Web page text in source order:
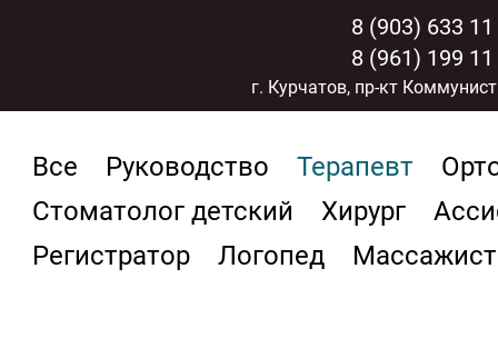
8 (903) 633
8 (961) 199
г. Курчатов, пр-кт
Все Руководство Терапевт
Стоматолог детский
Хирург
Регистратор
Логопед Массажист